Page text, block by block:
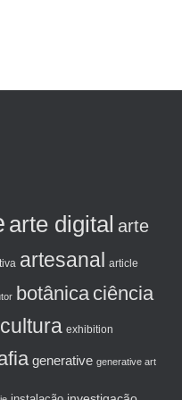
arte digital arte
artesanal article
botânica ciência
exhibition
generative generative art